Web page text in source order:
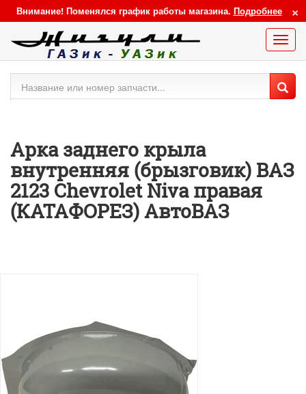
×
Внимание! Поменялся график работы магазина. Подробнее
Меню
Арка заднего крыла
внутренняя (брызговик) ВАЗ
2123 Chevrolet Niva правая
(КАТАФОРЕЗ) АвтоВАЗ